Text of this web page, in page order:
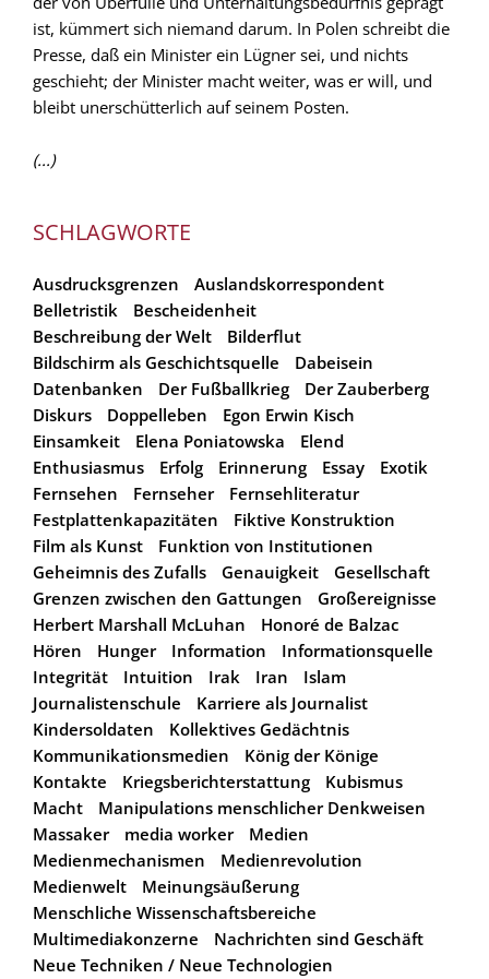
ist, kümmert sich niemand darum. In Polen schreibt die
Presse, daß ein Minister ein Lügner sei, und nichts
geschieht; der Minister macht weiter, was er will, und
bleibt unerschütterlich auf seinem Posten.
(...)
SCHLAGWORTE
Ausdrucksgrenzen
Auslandskorrespondent
Belletristik
Bescheidenheit
Beschreibung der Welt
Bilderflut
Bildschirm als Geschichtsquelle
Dabeisein
Datenbanken
Der Fußballkrieg
Der Zauberberg
Diskurs
Doppelleben
Egon Erwin Kisch
Einsamkeit
Elena Poniatowska
Elend
Enthusiasmus
Erfolg Erinnerung Essay
Exotik
Fernsehen
Fernseher
Fernsehliteratur
Festplattenkapazitäten
Fiktive Konstruktion
Film als Kunst
Funktion von Institutionen
Geheimnis des Zufalls
Genauigkeit
Gesellschaft
Grenzen zwischen den Gattungen
Großereignisse
Herbert Marshall McLuhan
Honoré de Balzac
Hören
Hunger Information
Informationsquelle
Integrität
Intuition Irak Iran
Islam
Journalistenschule
Karriere als Journalist
Kindersoldaten
Kollektives Gedächtnis
Kommunikationsmedien
König der Könige
Kontakte
Kriegsberichterstattung
Kubismus
Macht
Manipulations menschlicher Denkweisen
Massaker
media worker
Medien
Medienmechanismen
Medienrevolution
Medienwelt
Meinungsäußerung
Menschliche Wissenschaftsbereiche
Multimediakonzerne
Nachrichten sind Geschäft
Neue Techniken / Neue Technologien